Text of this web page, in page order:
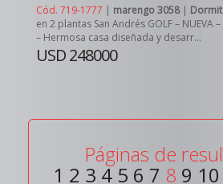
Cód. 719-1777 | marengo 3058|
en 2 plantas San Andrés GOLF – NUEVA
– Hermosa casa diseñada y desarr...
USD 248000
Páginas de
1 2 3 4 5 6 7 8 9 10